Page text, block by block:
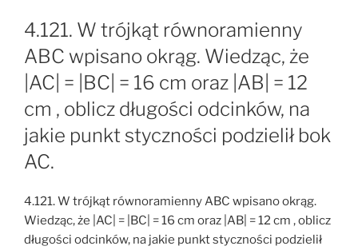
4.121. W trójkąt równoramienny
ABC wpisano okrąg. Wiedząc, że
|AC| = |BC| = 16 cm oraz |AB| = 12
cm , oblicz długości odcinków, na
jakie punkt styczności podzielił bok
AC.
4.121. W trójkąt równoramienny ABC wpisano okrąg.
Wiedząc, że |AC| = |BC| = 16 cm oraz |AB| = 12 cm , oblicz
długości odcinków, na jakie punkt styczności podzielił